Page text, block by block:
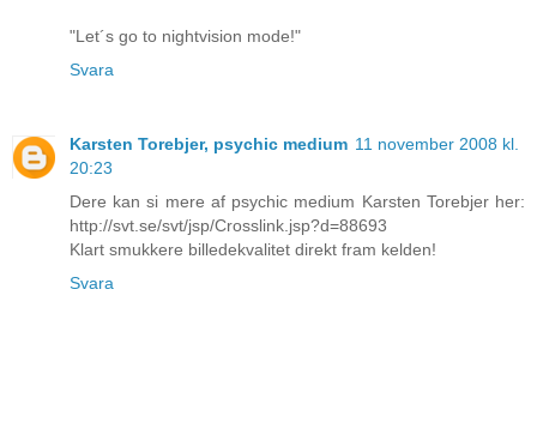
"Let´s go to nightvision mode!"
Svara
Karsten Torebjer, psychic medium 11 november 2008 kl.
20:23
Dere kan si mere af psychic medium Karsten Torebjer her:
http://svt.se/svt/jsp/Crosslink.jsp?d=88693
Klart smukkere billedekvalitet direkt fram kelden!
Svara